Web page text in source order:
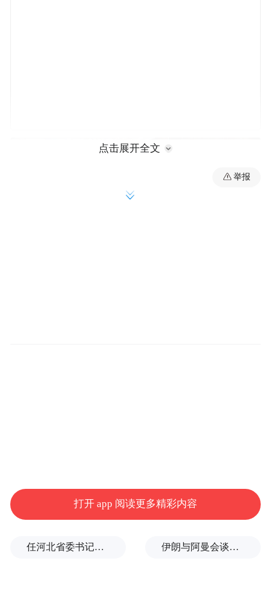
点击展开全文
举报
打开 app 阅读更多精彩内容
任河北省委书记后，罗文首次调研 伊朗与阿曼会谈最新细节曝光